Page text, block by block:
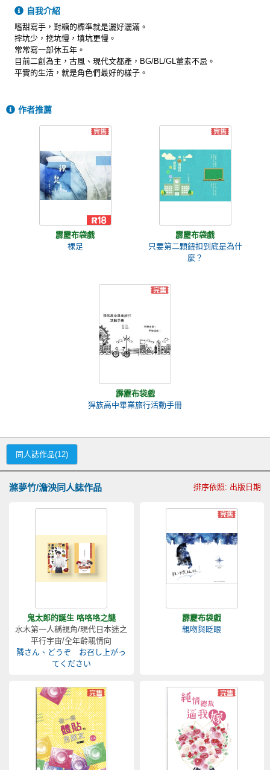
自我介紹
嗜甜寫手，對糖的標準就是灑好灑滿。
摔坑少，挖坑慢，填坑更慢。
常常寫一部休五年。
目前二創為主，古風、現代文都產，BG/BL/GL葷素不忌。
平實的生活，就是角色們最好的樣子。
作者推薦
霹靂布袋戲
裸足
霹靂布袋戲
只要第二顆鈕扣到底是為什
麼？
霹靂布袋戲
猂族高中畢業旅行活動手冊
同人誌作品(12)
滌夢竹/澹泱同人誌作品 排序依照: 出版日期
鬼太郎的誕生 咯咯咯之謎
水木第一人稱視角/現代日本迷之
平行宇宙/全年齡親情向
隣さん、どうぞ お召し上がっ
てください
霹靂布袋戲
親吻與眨眼